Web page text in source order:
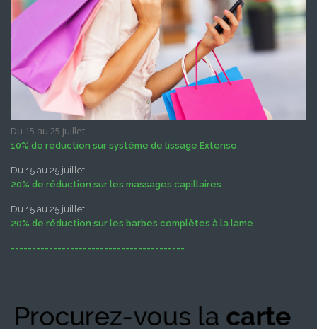
Du 15 au 25 juillet
10% de réduction sur système de lissage Extenso
Du 15 au 25 juillet
20% de réduction sur les massages capillaires
Du 15 au 25 juillet
20% de réduction sur les barbes complètes à la lame
-----------------------------------------